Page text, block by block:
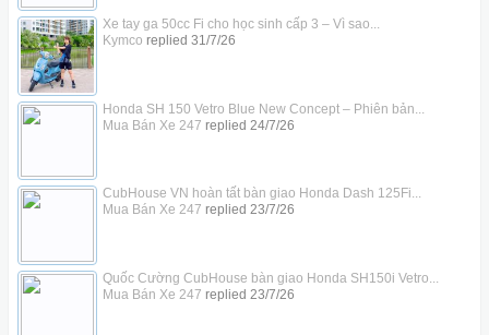
Xe tay ga 50cc Fi cho học sinh cấp 3 – Vì sao...
Kymco replied 31/7/26
Honda SH 150 Vetro Blue New Concept – Phiên bản...
Mua Bán Xe 247 replied 24/7/26
CubHouse VN hoàn tất bàn giao Honda Dash 125Fi...
Mua Bán Xe 247 replied 23/7/26
Quốc Cường CubHouse bàn giao Honda SH150i Vetro...
Mua Bán Xe 247 replied 23/7/26